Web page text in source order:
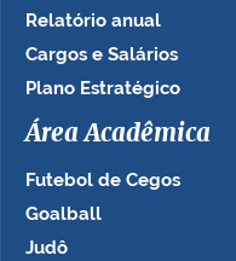
Relatório anual
Cargos e Salários
Plano Estratégico
Área Acadêmica
Futebol de Cegos
Goalball
Judô